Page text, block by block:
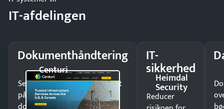
IT-afdelingen
Dokumenthåndtering
Centuri
Send kontrakter til underskrift
på minutter og mist ingen
IT-
sikkerhed
Heimdal
Security
Reducer